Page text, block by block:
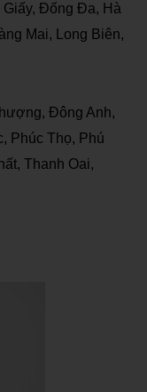
Đống Đa, Hà
Mai, Long Biên,
Đông Anh,
Phúc Thọ, Phú
Thanh Oai,